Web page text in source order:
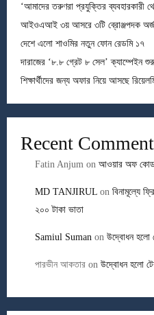
‘আমাদের তরুণরা প্রযুক্তির ব্যবহারকারী
আইওএআই ৩য় আসরে ৩টি ব্রোঞ্জপদক অর্জন
দেশে এলো শাওমির নতুন ফোন রেডমি ১৭
দারাজের ‘৮.৮ গ্রেট ৮ সেল’ ক্যাম্পেইন
শিক্ষার্থীদের জন্য অফার নিয়ে আসছে
Recent
Fatin Anjum on আওয়ার অফ কোড
MD TANJIRUL on বিনামূল্যে
২০০ টাকা ভাতা
Samiul Suman on উদ্বোধন হলো
পারভীন আকতার on উদ্বোধন হলো